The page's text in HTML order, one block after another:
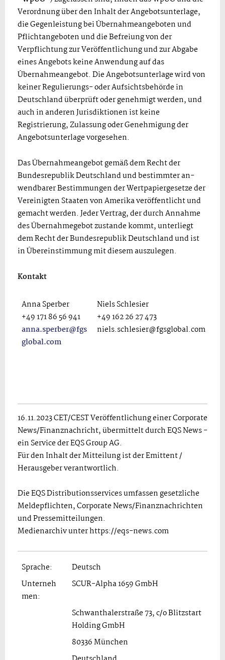
Verordnung über den Inhalt der Angebotsunterlage,
die Gegenleistung bei Übernahmeangeboten und
Pflichtangeboten und die Befreiung von der
Verpflichtung zur Veröffentlichung und zur Abgabe
eines Angebots keine Anwendung auf das
Übernahmeangebot. Die Angebotsunterlage wird von
keiner Regulierungs- oder Aufsichtsbehörde in
Deutschland überprüft oder genehmigt werden, und
auch in anderen Jurisdiktionen ist keine
Registrierung, Zulassung oder Genehmigung der
Angebotsunterlage vorgesehen.
Das Übernahmeangebot gemäß dem Recht der
Bundesrepublik Deutschland und bestimmter an-
wendbarer Bestimmungen der Wertpapiergesetze der
Vereinigten Staaten von Amerika veröffentlicht und
gemacht werden. Jeder Vertrag, der durch Annahme
des Übernahmegebot zustande kommt, unterliegt
dem Recht der Bundesrepublik Deutschland und ist
in Übereinstimmung mit diesem auszulegen.
Kontakt
Anna Sperber
+49 171 86 56 941
anna.sperber@fgs
global.com
Niels Schlesier
+49 162 26 27 473
niels.schlesier@fgsglobal.com
16.11.2023 CET/CEST Veröffentlichung einer Corporate
News/Finanznachricht, übermittelt durch EQS News -
ein Service der EQS Group AG.
Für den Inhalt der Mitteilung ist der Emittent /
Herausgeber verantwortlich.
Die EQS Distributionsservices umfassen gesetzliche
Meldepflichten, Corporate News/Finanznachrichten
und Pressemitteilungen.
Medienarchiv unter https://eqs-news.com
Sprache:
Deutsch
Unterneh
men:
SCUR-Alpha 1659 GmbH
Schwanthalerstraße 73, c/o Blitzstart
Holding GmbH
80336 München